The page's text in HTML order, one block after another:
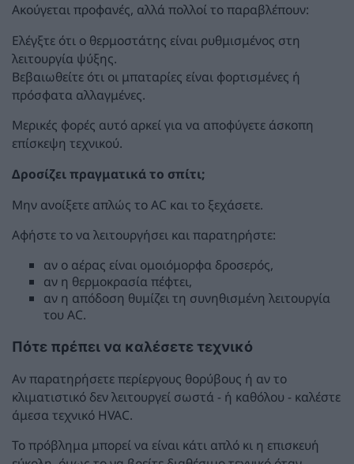
Ακούγεται προφανές, αλλά πολλοί το παραβλέπουν:
Ελέγξτε ότι ο θερμοστάτης είναι ρυθμισμένος στη
λειτουργία ψύξης.
Βεβαιωθείτε ότι οι μπαταρίες είναι φορτισμένες ή
πρόσφατα αλλαγμένες.
Μερικές φορές αυτό αρκεί για να αποφύγετε άσκοπη
επίσκεψη τεχνικού.
Δροσίζει πραγματικά το σπίτι;
Μην ανοίξετε απλώς το AC και το ξεχάσετε.
Αφήστε το να λειτουργήσει και παρατηρήστε:
αν ο αέρας είναι ομοιόμορφα δροσερός,
αν η θερμοκρασία πέφτει,
αν η απόδοση θυμίζει τη συνηθισμένη λειτουργία
του AC.
Πότε πρέπει να καλέσετε τεχνικό
Αν παρατηρήσετε περίεργους θορύβους ή αν το
κλιματιστικό δεν λειτουργεί σωστά - ή καθόλου - καλέστε
άμεσα τεχνικό HVAC.
Το πρόβλημα μπορεί να είναι κάτι απλό κι η επισκευή